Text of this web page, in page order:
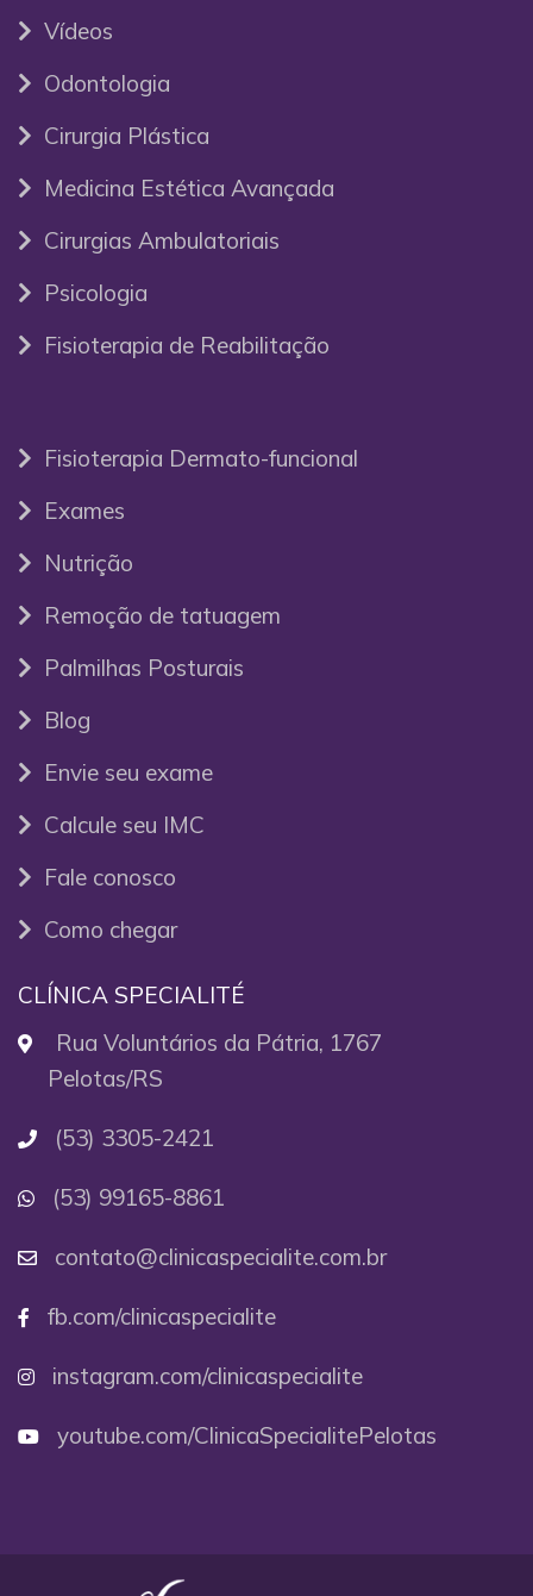
Vídeos
Odontologia
Cirurgia Plástica
Medicina Estética Avançada
Cirurgias Ambulatoriais
Psicologia
Fisioterapia de Reabilitação
Fisioterapia Dermato-funcional
Exames
Nutrição
Remoção de tatuagem
Palmilhas Posturais
Blog
Envie seu exame
Calcule seu IMC
Fale conosco
Como chegar
CLÍNICA SPECIALITÉ
Rua Voluntários da Pátria, 1767
Pelotas/RS
(53) 3305-2421
(53) 99165-8861
contato@clinicaspecialite.com.br
fb.com/clinicaspecialite
instagram.com/clinicaspecialite
youtube.com/ClinicaSpecialitePelotas